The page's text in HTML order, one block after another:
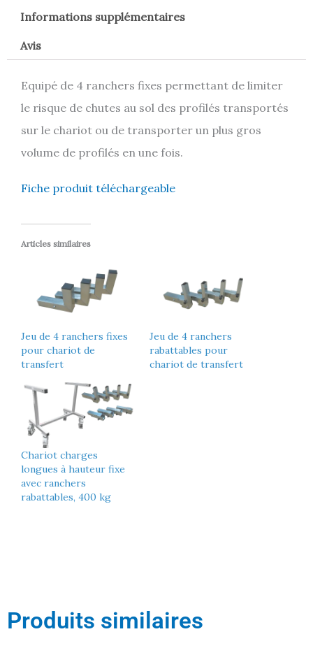
Informations supplémentaires
Avis
Equipé de 4 ranchers fixes permettant de limiter
le risque de chutes au sol des profilés transportés
sur le chariot ou de transporter un plus gros
volume de profilés en une fois.
Fiche produit téléchargeable
Articles similaires
Jeu de 4 ranchers fixes
pour chariot de
transfert
Jeu de 4 ranchers
rabattables pour
chariot de transfert
Chariot charges
longues à hauteur fixe
avec ranchers
rabattables, 400 kg
Produits similaires